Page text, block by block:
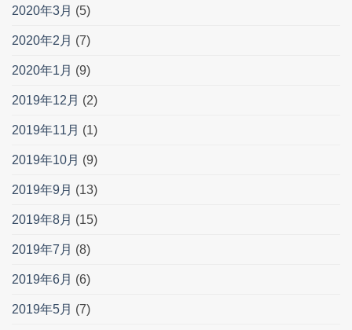
2020年3月 (5)
2020年2月 (7)
2020年1月 (9)
2019年12月 (2)
2019年11月 (1)
2019年10月 (9)
2019年9月 (13)
2019年8月 (15)
2019年7月 (8)
2019年6月 (6)
2019年5月 (7)